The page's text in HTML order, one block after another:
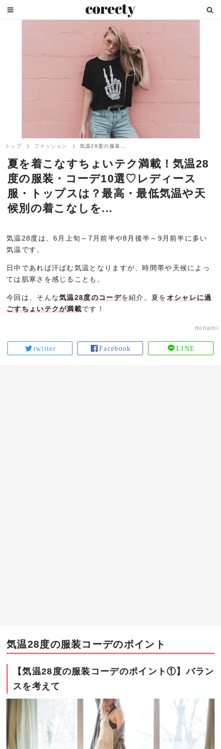
トップ ファッション
夏を着こなすちょいテク満載！気温28
度の服装・コーデ10選♡レディース
服・トップスは？最高・最低気温や天
候別の着こなしを...
気温28度は、6月上旬～7月前半や8月後半～9月前半に多い
気温です。
日中であれば汗ばむ気温となりますが、時間帯や天候によっ
ては肌寒さを感じることも。
今回は、そんな気温28度のコーデを紹介。夏をオシャレに過
ごすちょいテクが満載です！
minami
twitter Facebook LINE
気温28度の服装コーデのポイント
【気温28度の服装コーデのポイント①】バラン
スを考えて